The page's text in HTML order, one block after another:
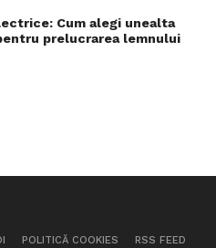
Cum alegi unealta
prelucrarea lemnului
POLITICĂ COOKIES RSS FEED